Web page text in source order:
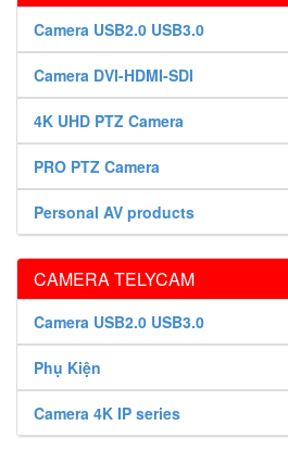
Camera USB2.0 USB3.0
Camera DVI-HDMI-SDI
4K UHD PTZ Camera
PRO PTZ Camera
Personal AV products
CAMERA TELYCAM
Camera USB2.0 USB3.0
Phụ Kiện
Camera 4K IP series